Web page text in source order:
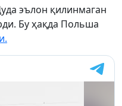
эълон қилинмаган
Бу ҳақда Польша